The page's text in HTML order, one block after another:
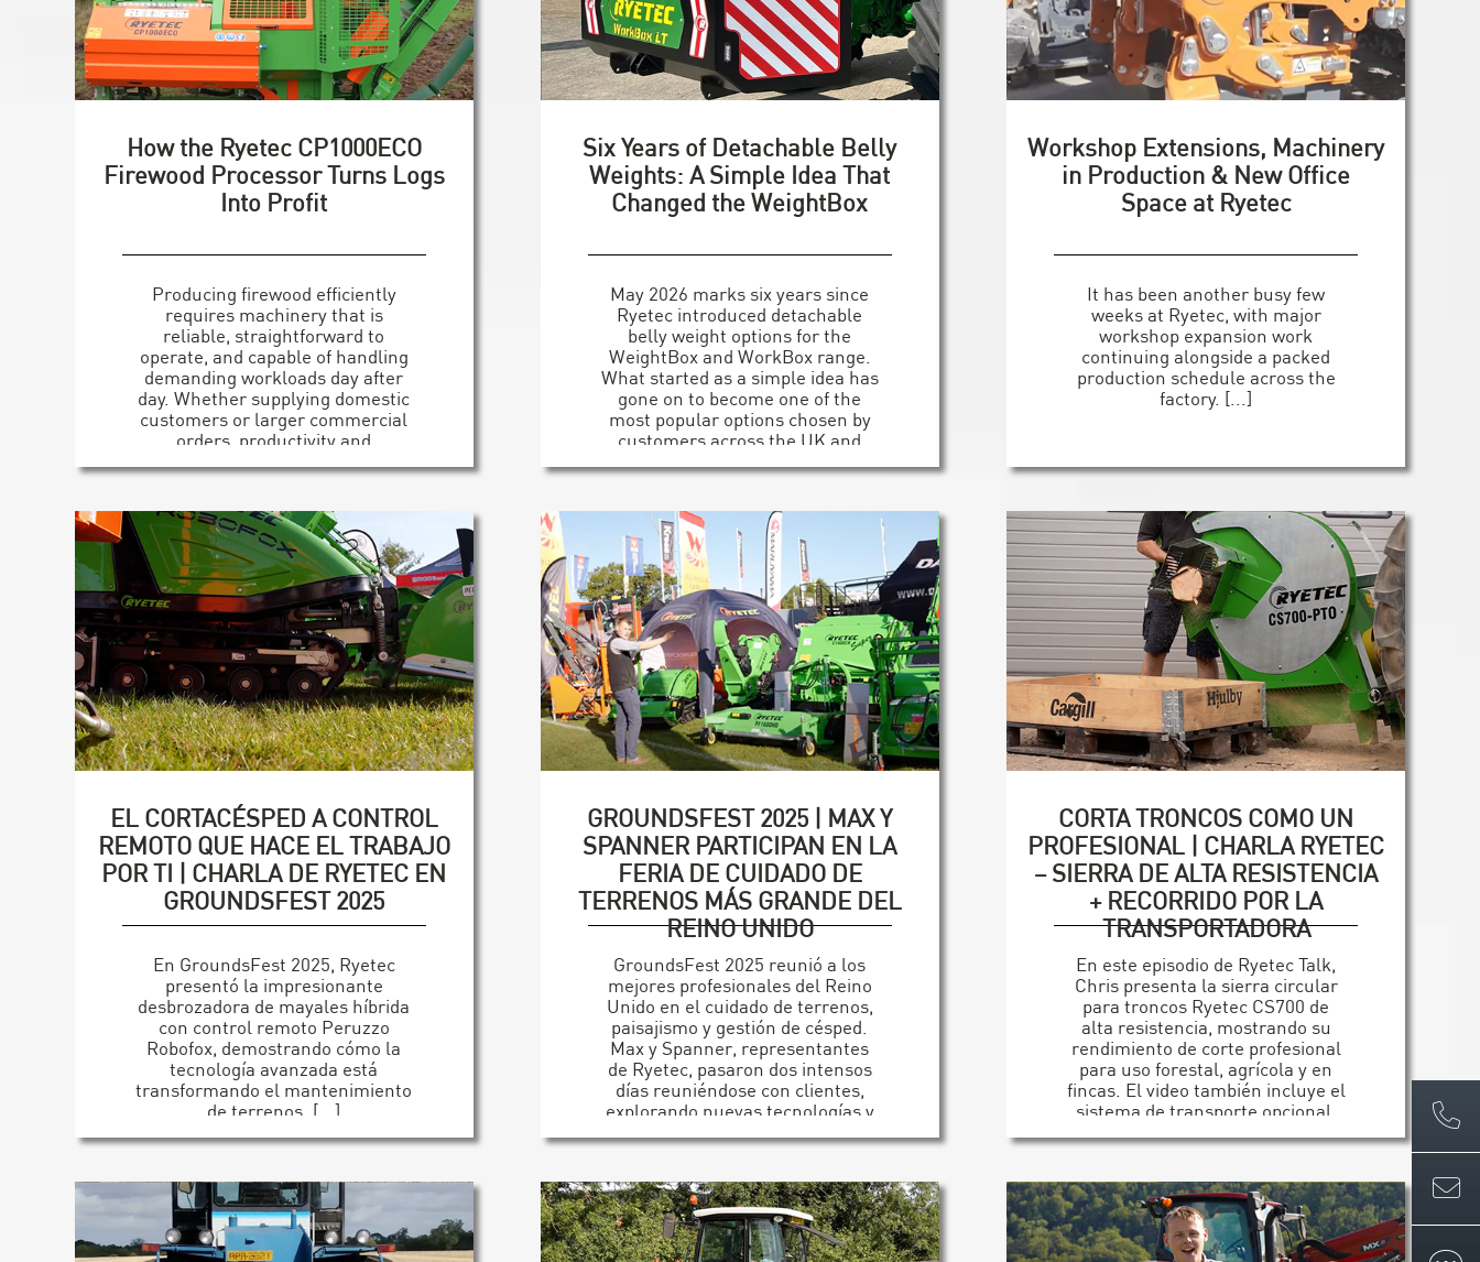
How the Ryetec CP1000ECO
Firewood Processor Turns Logs
Into Profit
Producing firewood efficiently
requires machinery that is
reliable, straightforward to
operate, and capable of handling
demanding workloads day after
day. Whether supplying domestic
customers or larger commercial
orders, productivity and
modern firewood businesses. [...]
Six Years of Detachable Belly
Weights: A Simple Idea That
Changed the WeightBox
May 2026 marks six years since
Ryetec introduced detachable
belly weight options for the
WeightBox and WorkBox range.
What started as a simple idea has
gone on to become one of the
most popular options chosen by
customers across the UK and
Workshop Extensions, Machinery
in Production & New Office
Space at Ryetec
It has been another busy few
weeks at Ryetec, with major
workshop expansion work
continuing alongside a packed
production schedule across the
factory. [...]
EL CORTACÉSPED A CONTROL
REMOTO QUE HACE EL TRABAJO
POR TI | CHARLA DE RYETEC EN
GROUNDSFEST 2025
En GroundsFest 2025, Ryetec
presentó la impresionante
desbrozadora de mayales híbrida
con control remoto Peruzzo
Robofox, demostrando cómo la
tecnología avanzada está
transformando el mantenimiento
de terrenos. [...]
GROUNDSFEST 2025 | MAX Y
SPANNER PARTICIPAN EN LA
FERIA DE CUIDADO DE
TERRENOS MÁS GRANDE DEL
REINO UNIDO
GroundsFest 2025 reunió a los
mejores profesionales del Reino
Unido en el cuidado de terrenos,
paisajismo y gestión de césped.
Max y Spanner, representantes
de Ryetec, pasaron dos intensos
días reuniéndose con clientes,
explorando nuevas tecnologías y
de la creciente gama de Ryetec.
CORTA TRONCOS COMO UN
PROFESIONAL | CHARLA RYETEC
– SIERRA DE ALTA RESISTENCIA
+ RECORRIDO POR LA
TRANSPORTADORA
En este episodio de Ryetec Talk,
Chris presenta la sierra circular
para troncos Ryetec CS700 de
alta resistencia, mostrando su
rendimiento de corte profesional
para uso forestal, agrícola y en
fincas. El video también incluye el
sistema de transporte opcional,
eficiencia en el procesamiento de